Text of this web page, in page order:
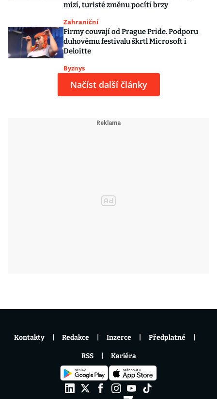
mizí, turisté změnu pocítí brzy
Zahraniční
Firmy couvají od Prague Pride. Podporu
duhovému festivalu škrtl Microsoft i
Deloitte
Byznys
Načíst další články
Kontakty Redakce Inzerce Předplatné
RSS Kariéra